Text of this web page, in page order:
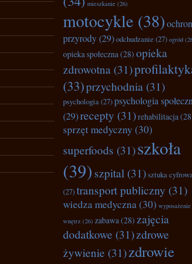
mieszkanie (26)
motocykle (38)
przyrody(29)odchudzanie (27) ogród
opieka społeczna(28) opieka
zdrowotna (31)
(33)przychodnia (31)
psychologia(27)psychologia
(29)recepty (31)rehabilitacja
sprzęt medyczny (30)
superfoods (31)szkoła
(39)szpital (31)sztuka
(27)transport publiczny (31)
wiedza medyczna(30) wyposażenie
wnętrz (26) zabawa(28) zajęcia
dodatkowe (31)zdrowe
żywienie (31)zdrowie